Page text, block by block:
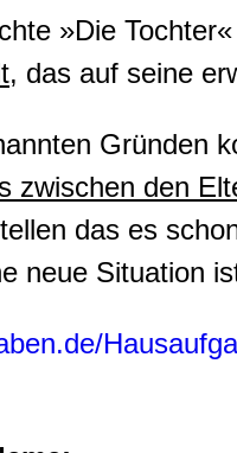
»Die
, das auf seine
Gründen
zwischen den
das es
neue Situation